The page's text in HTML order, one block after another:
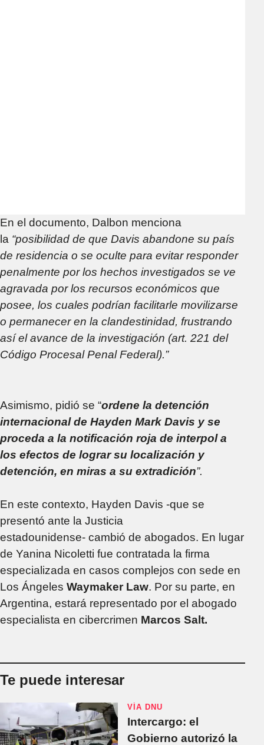
En el documento, Dalbon menciona
la “posibilidad de que Davis abandone su país
de residencia o se oculte para evitar responder
penalmente por los hechos investigados se ve
agravada por los recursos económicos que
posee, los cuales podrían facilitarle movilizarse
o permanecer en la clandestinidad, frustrando
así el avance de la investigación (art. 221 del
Código Procesal Penal Federal).”
Asimismo, pidió se “ordene la detención
internacional de Hayden Mark Davis y se
proceda a la notificación roja de interpol a
los efectos de lograr su localización y
detención, en miras a su extradición”.
En este contexto, Hayden Davis -que se
presentó ante la Justicia
estadounidense- cambió de abogados. En lugar
de Yanina Nicoletti fue contratada la firma
especializada en casos complejos con sede en
Los Ángeles Waymaker Law. Por su parte, en
Argentina, estará representado por el abogado
especialista en cibercrimen Marcos Salt.
Te puede interesar
VÍA DNU
Intercargo: el
Gobierno autorizó la